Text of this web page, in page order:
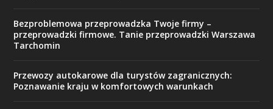
Bezproblemowa przeprowadzka Twoje firmy –
przeprowadzki firmowe. Tanie przeprowadzki Warszawa
Tarchomin
Przewozy autokarowe dla turystów zagranicznych:
Poznawanie kraju w komfortowych warunkach